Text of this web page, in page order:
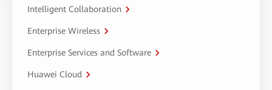
Intelligent Collaboration
Enterprise Wireless
Enterprise Services and Software
Huawei Cloud